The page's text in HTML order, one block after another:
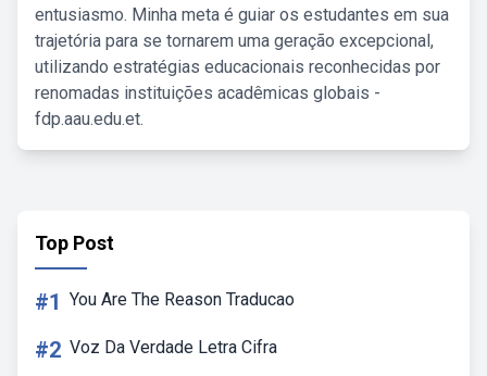
entusiasmo. Minha meta é guiar os estudantes em sua
trajetória para se tornarem uma geração excepcional,
utilizando estratégias educacionais reconhecidas por
renomadas instituições acadêmicas globais -
fdp.aau.edu.et.
Top Post
#1 You Are The Reason Traducao
#2 Voz Da Verdade Letra Cifra